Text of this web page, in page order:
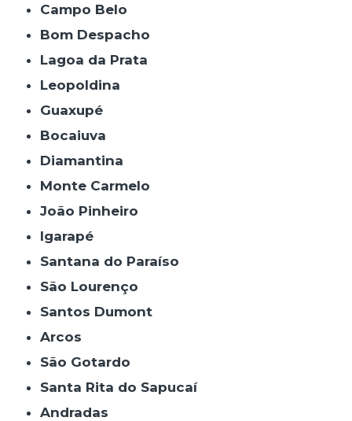
Campo Belo
Bom Despacho
Lagoa da Prata
Leopoldina
Guaxupé
Bocaiuva
Diamantina
Monte Carmelo
João Pinheiro
Igarapé
Santana do Paraíso
São Lourenço
Santos Dumont
Arcos
São Gotardo
Santa Rita do Sapucaí
Andradas